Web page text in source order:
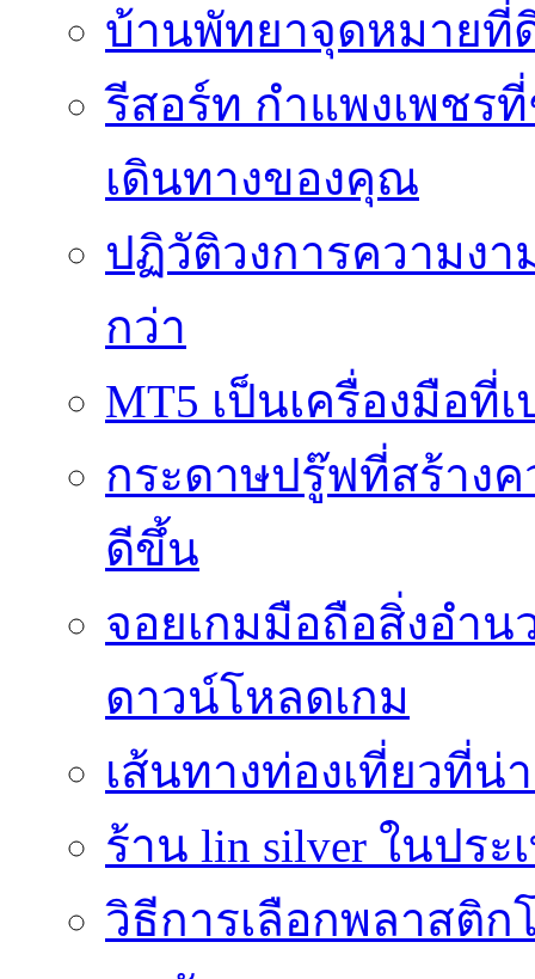
บ้านพัทยาจุดหมายที่
รีสอร์ท กำแพงเพชร
เดินทางของคุณ
ปฏิวัติวงการความง
กว่า
MT5 เป็นเครื่องมือที่
กระดาษปรู๊ฟที่สร้าง
ดีขึ้น
จอยเกมมือถือสิ่งอำ
ดาวน์โหลดเกม
เส้นทางท่องเที่ยวที่น่
ร้าน lin silver ในปร
วิธีการเลือกพลาสติก